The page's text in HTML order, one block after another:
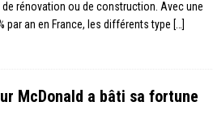
rénovation ou de construction. Avec une
par an en France, les différents type […]
McDonald a bâti sa fortune